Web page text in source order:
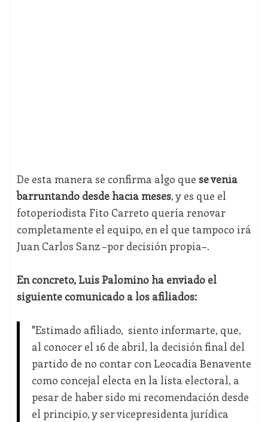
De esta manera se confirma algo que se venía
barruntando desde hacía meses, y es que el
fotoperiodista Fito Carreto quería renovar
completamente el equipo, en el que tampoco irá
Juan Carlos Sanz –por decisión propia–.
En concreto, Luis Palomino ha enviado el
siguiente comunicado a los afiliados:
"Estimado afiliado, siento informarte, que,
al conocer el 16 de abril, la decisión final del
partido de no contar con Leocadia Benavente
como concejal electa en la lista electoral, a
pesar de haber sido mi recomendación desde
el principio, y ser vicepresidenta jurídica